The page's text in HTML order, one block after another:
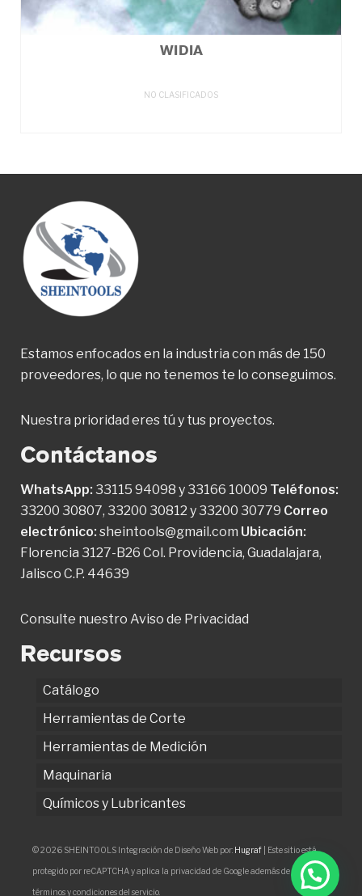
WIDIA
NO CLASIFICADOS
Estamos enfocados en la industria con más de 150
proveedores, lo que no tenemos te lo conseguimos.
Nuestra prioridad eres tú y tus proyectos.
Contáctanos
WhatsApp: 33115 94098 y33166 10009 Teléfonos:
33200 30807, 33200 30812 y33200 30779 Correo
electrónico: sheintools@gmail.com Ubicación:
Florencia 3127-B26 Col. Providencia, Guadalajara,
Jalisco C.P. 44639
Consulte nuestro Aviso de Privacidad
Recursos
Catálogo
Herramientas de Corte
Herramientas de Medición
Maquinaria
Químicos y Lubricantes
© 2026 SHEINTOOLS Integración de Diseño Web por: Hugraf | Este sitio está
protegido por reCAPTCHA y aplica la privacidad de Google además de los
términos y condiciones del servicio.